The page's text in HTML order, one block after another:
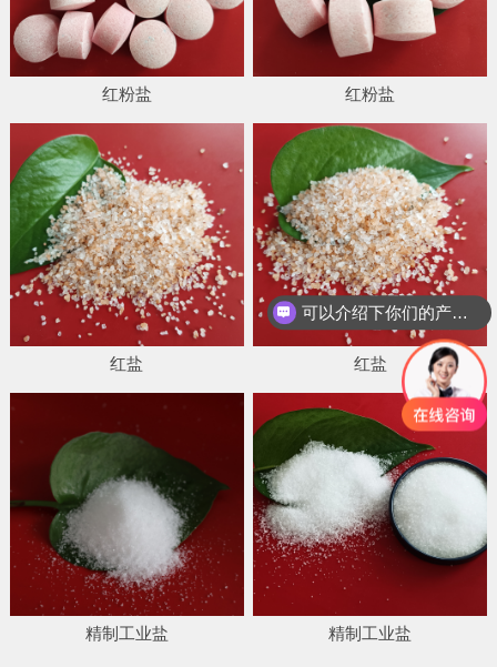
红粉盐 红粉盐
红盐 红盐
精制工业盐 精制工业盐
可以介绍下你们的产品么
你们是怎么收费的呢